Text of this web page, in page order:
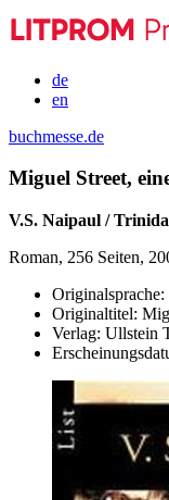
de
en
buchmesse.de
Miguel Street,
V.S. Naipaul /
Roman, 256 Seiten,
Originalsprache:
Originaltitel:
Verlag: Ullstein